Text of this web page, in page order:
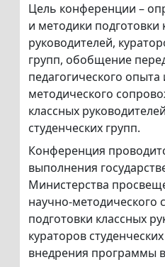
Цель конференции –
и методики подготовки
руководителей,
групп, обобщение
педагогического
методического
классных
студенческих групп.
Конференция
выполнения
Министерства
научно-методического
подготовки классных
кураторов
внедрения программы